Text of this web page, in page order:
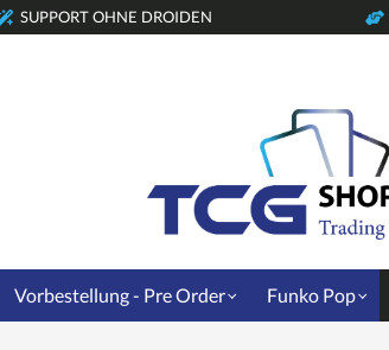
SUPPORT OHNE DROIDEN
Vorbestellung - Pre Order Funko Pop